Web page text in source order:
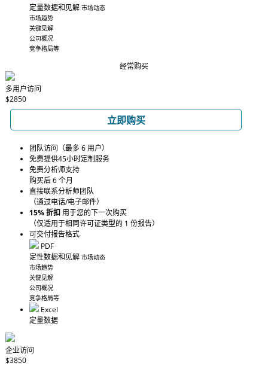
定量数据和见解 市场动态
市场趋势
关键见解
公司概况
竞争格局等
经常购买
多用户访问
$2850
立即购买
团队访问（最多 6 用户）
免费提供45小时定制服务
免费分析师支持
购买后 6 个月
直接联系分析师团队
（通过电话/电子邮件）
15% 折扣用于您的下一次购买
（仅适用于相同许可证类型的 1 份报告）
可交付报告格式
PDF
定性数据和见解 市场动态
市场趋势
关键见解
公司概况
竞争格局等
Excel
定量数据
企业访问
$3850